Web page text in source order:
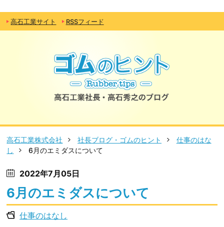
高石工業サイト RSSフィード
高石工業株式会社 社長ブログ・ゴムのヒント
仕事のはな
し
6月のエミダスについて
2022年7月05日
6月のエミダスについて
仕事のはなし